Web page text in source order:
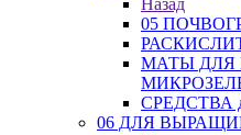
Назад
05
МАТЫ
СРЕДСТВА
06 ДЛЯ